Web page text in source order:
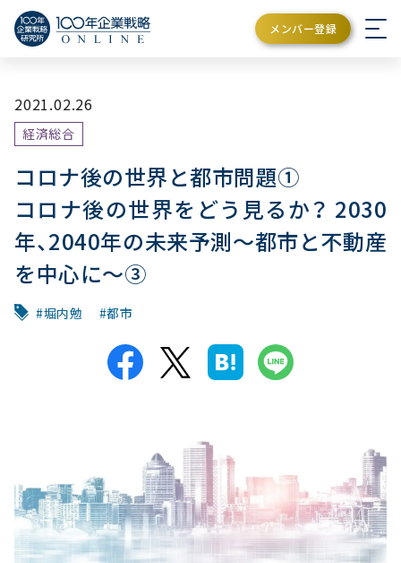
メンバー登録
2021.02.26
経済総合
コロナ後の世界と都市問題①
コロナ後の世界をどう見るか？ 2030
年、2040年の未来予測～都市と不動産
を中心に～③
堀内勉 都市